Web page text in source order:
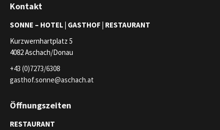
Kontakt
SONNE – HOTEL | GASTHOF | RESTAURANT
Kurzwernhartplatz 5
4082 Aschach/Donau
+43 (0)7273/6308
gasthof.sonne@aschach.at
Öffnungszeiten
RESTAURANT